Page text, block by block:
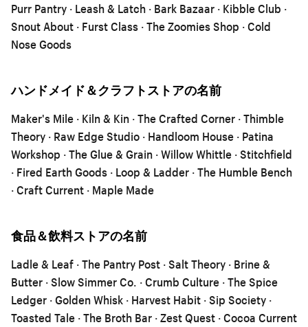
Purr Pantry · Leash & Latch · Bark Bazaar · Kibble Club ·
Snout About · Furst Class · The Zoomies Shop · Cold
Nose Goods
ハンドメイド＆クラフトストアの名前
Maker's Mile · Kiln & Kin · The Crafted Corner · Thimble
Theory · Raw Edge Studio · Handloom House · Patina
Workshop · The Glue & Grain · Willow Whittle · Stitchfield
· Fired Earth Goods · Loop & Ladder · The Humble Bench
· Craft Current · Maple Made
食品＆飲料ストアの名前
Ladle & Leaf · The Pantry Post · Salt Theory · Brine &
Butter · Slow Simmer Co. · Crumb Culture · The Spice
Ledger · Golden Whisk · Harvest Habit · Sip Society ·
Toasted Tale · The Broth Bar · Zest Quest · Cocoa Current